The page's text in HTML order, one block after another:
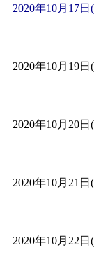
2020年10月17日
2020年10月19日
2020年10月20日
2020年10月21日
2020年10月22日